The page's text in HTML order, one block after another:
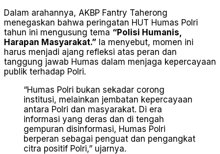
Dalam arahannya, AKBP Fantry Taherong
menegaskan bahwa peringatan HUT Humas Polri
tahun ini mengusung tema “Polisi Humanis,
Harapan Masyarakat.” Ia menyebut, momen ini
harus menjadi ajang refleksi atas peran dan
tanggung jawab Humas dalam menjaga kepercayaan
publik terhadap Polri.
“Humas Polri bukan sekadar corong
institusi, melainkan jembatan kepercayaan
antara Polri dan masyarakat. Di era
informasi yang deras dan di tengah
gempuran disinformasi, Humas Polri
berperan sebagai penguat dan pengangkat
citra positif Polri,” ujarnya.